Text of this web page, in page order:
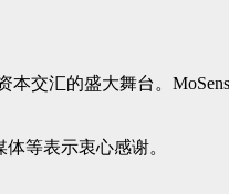
交汇的盛大舞台。
等表示衷心感谢。